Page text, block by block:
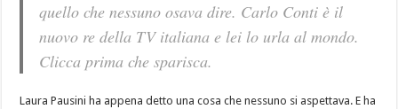
quello che nessuno osava dire. Carlo Conti è il
nuovo re della TV italiana e lei lo urla al mondo.
Clicca prima che sparisca.
Laura Pausini ha appena detto una cosa che nessuno si aspettava. E ha